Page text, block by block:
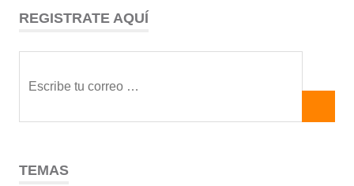
REGISTRATE AQUÍ
TEMAS